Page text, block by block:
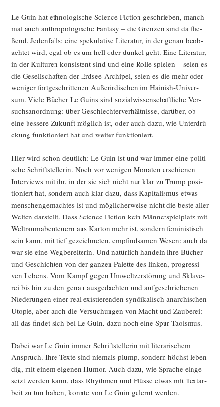
Le Guin hat eth­no­lo­gi­sche Sci­ence Fic­tion geschrie­ben, manch­
mal auch anthro­po­lo­gi­sche Fan­ta­sy – die Gren­zen sind da flie­
ßend. Jeden­falls: eine spe­ku­la­ti­ve Lite­ra­tur, in der genau beob­
ach­tet wird, egal ob es um hell oder dun­kel geht. Eine Lite­ra­tur,
in der Kul­tu­ren kon­sis­tent sind und eine Rol­le spie­len – sei­en es
die Gesell­schaf­ten der Erd­see-Archi­pel, sei­en es die mehr oder
weni­ger fort­ge­schrit­te­nen Außer­ir­di­schen im Hai­nish-Uni­ver­
sum. Vie­le Bücher Le Guins sind sozi­al­wis­sen­schaft­li­che Ver­
suchs­an­ord­nung: über Geschlech­ter­ver­hält­nis­se, dar­über, ob
eine bes­se­re Zukunft mög­lich ist, oder auch dazu, wie Unter­drü­
ckung funk­tio­niert hat und wei­ter funktioniert.
Hier wird schon deut­lich: Le Guin ist und war immer eine poli­ti­
sche Schrift­stel­le­rin. Noch vor weni­gen Mona­ten erschie­nen
Inter­views mit ihr, in der sie sich nicht nur klar zu Trump posi­
tio­niert hat, son­dern auch klar dazu, dass Kapi­ta­lis­mus etwas
men­schen­ge­mach­tes ist und mög­li­cher­wei­se nicht die bes­te aller
Wel­ten dar­stellt. Dass Sci­ence Fic­tion kein Män­ner­spiel­platz mit
Welt­raum­aben­teu­ern aus Kar­ton mehr ist, son­dern femi­nis­tisch
sein kann, mit tief gezeich­ne­ten, emp­find­sa­men Wesen: auch da
war sie eine Weg­be­rei­te­rin. Und natür­lich han­deln ihre Bücher
und Geschich­ten von der gan­zen Palet­te des lin­ken, pro­gres­si­
ven Lebens. Vom Kampf gegen Umwelt­zer­stö­rung und Skla­ve­
rei bis hin zu den genau aus­ge­dach­ten und auf­ge­schrie­be­nen
Nie­de­run­gen einer real exis­tie­ren­den syn­di­ka­lisch-anar­chi­schen
Uto­pie, aber auch die Ver­su­chun­gen von Macht und Zau­be­rei:
all das fin­det sich bei Le Guin, dazu noch eine Spur Taoismus.
Dabei war Le Guin immer Schrift­stel­le­rin mit lite­ra­ri­schem
Anspruch. Ihre Tex­te sind nie­mals plump, son­dern höchst leben­
dig, mit einem eige­nen Humor. Auch dazu, wie Spra­che ein­ge­
setzt wer­den kann, dass Rhyth­men und Flüs­se etwas mit Text­ar­
beit zu tun haben, konn­te von Le Guin gelernt werden.